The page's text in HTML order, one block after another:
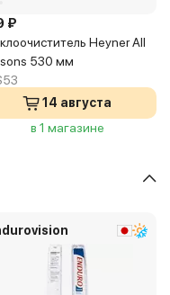
₽
Heyner All
530 мм
14 августа
в 1 магазине